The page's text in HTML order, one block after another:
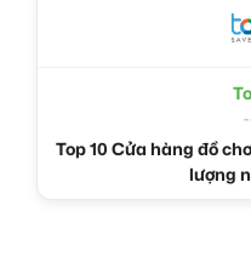
Top 10 Cửa hàng đồ
lượng